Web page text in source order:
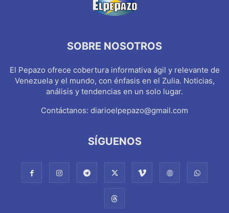
SOBRE NOSOTROS
El Pepazo ofrece cobertura informativa ágil y relevante de
Venezuela y el mundo, con énfasis en el Zulia. Noticias,
análisis y tendencias en un solo lugar.
Contáctanos: diarioelpepazo@gmail.com
SÍGUENOS